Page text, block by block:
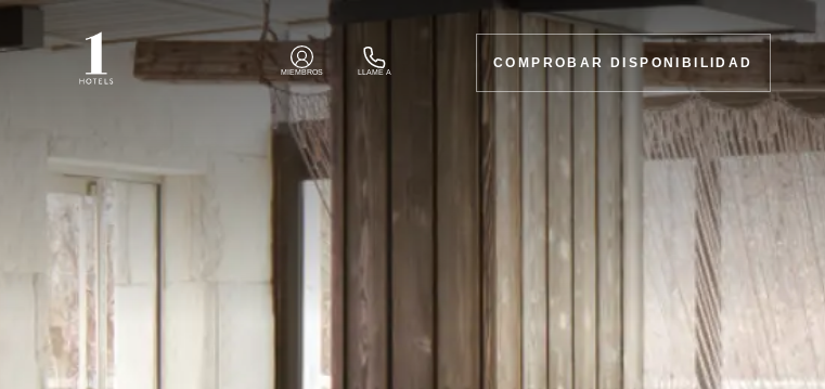
MIEMBROS LLAME A
COMPROBAR DISPONIBILIDAD